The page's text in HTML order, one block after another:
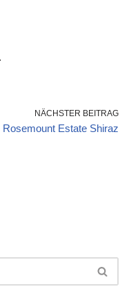
NÄCHSTER BEITRAG
Rosemount Estate Shiraz